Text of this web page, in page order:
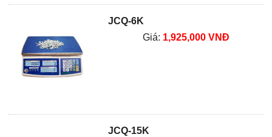
JCQ-6K
Giá: 1,925,000 VNĐ
JCQ-15K